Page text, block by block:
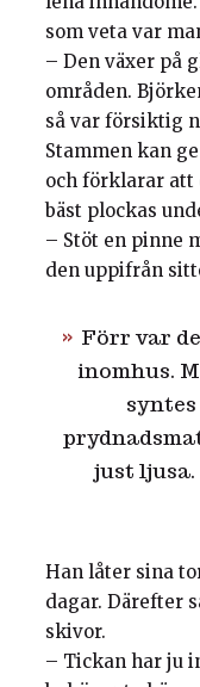
som veta var
– Den växer på
områden.
så var försiktig
Stammen kan
och förklarar att
bäst plockas
– Stöt en pinne
den uppifrån
Förr var
inomhus.
just
Han låter sina
dagar. Därefter
skivor.
– Tickan har ju